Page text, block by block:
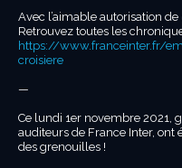
Avec l’aimable autorisation
Retrouvez toutes les
https://www.franceinter.fr/
croisiere
—
Ce lundi 1er novembre 2021,
auditeurs de France Inter, ont
des grenouilles !